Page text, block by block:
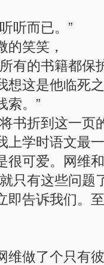
听而已。”
的笑笑，
有的书籍都
想这是他临死
索。”
书折到这一
上学时语文最
很可爱。网维
只有这些问
即告诉我们。
维做了个只有